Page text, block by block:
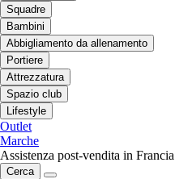
Squadre
Bambini
Abbigliamento da allenamento
Portiere
Attrezzatura
Spazio club
Lifestyle
Outlet
Marche
Assistenza post-vendita in Francia
Cerca